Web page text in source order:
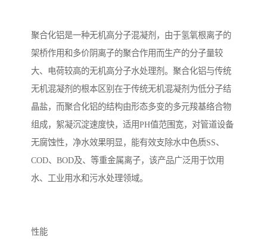
聚合化铝是一种无机高分子混凝剂，由于氢氧根离子的
架桥作用和多价阴离子的聚合作用而生产的分子量较
大、电荷较高的无机高分子水处理剂。聚合化铝与传统
无机混凝剂的根本区别在于传统无机混凝剂为低分子结
晶盐，而聚合化铝的结构由形态多变的多元羧基络合物
组成，絮凝沉淀速度快，适用PH值范围宽，对管道设备
无腐蚀性，净水效果明显，能有效支除水中色质SS、
COD、BOD及、等重金属离子，该产品广泛用于饮用
水、工业用水和污水处理领域。
性能